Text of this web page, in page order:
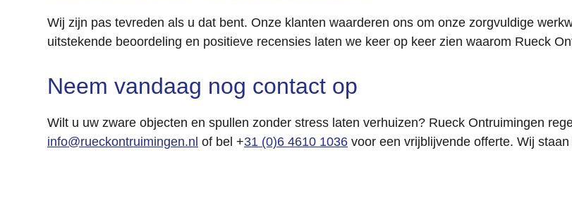
Wij zijn pas tevreden als u dat bent. Onze klanten waarderen ons om onze zorgvuldige
uitstekende beoordeling en positieve recensies laten we keer op keer zien waarom Rueck
Neem vandaag nog contact op
Wilt u uw zware objecten en spullen zonder stress laten verhuizen? Rueck Ontruimingen
info@rueckontruimingen.nl of bel +31 (0)6 4610 1036 voor een vrijblijvende offerte. Wij